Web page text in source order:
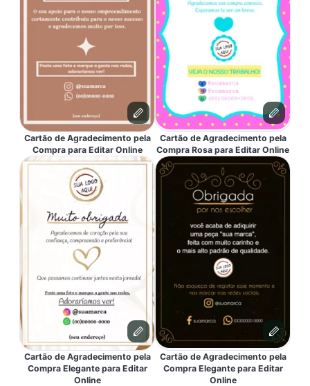
Cartão de Agradecimento pela
Compra para Editar Online
Cartão de Agradecimento pela
Compra Elegante para Editar
Online
Cartão de Agradecimento pela
Compra Rosa para Editar Online
Cartão de Agradecimento pela
Compra Elegante para Editar
Online